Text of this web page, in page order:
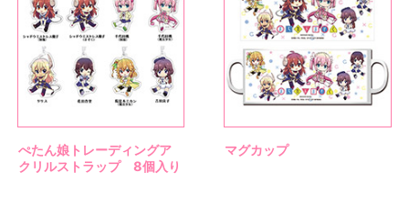
ぺたん娘トレーディングア
クリルストラップ 8個入り
マグカップ